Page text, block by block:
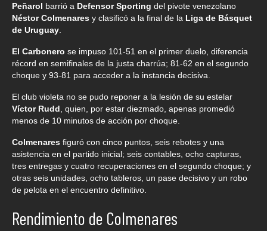
Peñarol barrió a Defensor Sporting del pivote venezolano
Néstor Colmenares y clasificó a la final de la Liga de Básquet
de Uruguay
El Carbonero se impuso 101-51 en el primer duelo, diferencia
récord en semifinales de la justa charrúa; 81-62 en el segundo
choque y 93-81 para acceder a la instancia decisiva.
El club violeta no se pudo reponer a la lesión de su estelar
Víctor Rudd , quien, por estar diezmado, apenas promedió
menos de 10 minutos de acción por choque.
Colmenares figuró con cinco puntos, seis rebotes y una
asistencia en el partido inicial; seis contables, ocho capturas,
tres entregas y cuatro recuperaciones en el segundo choque; y
otras seis unidades, ocho tableros, un pase decisivo y un robo
de pelota en el encuentro definitivo.
Rendimiento de Colmenares